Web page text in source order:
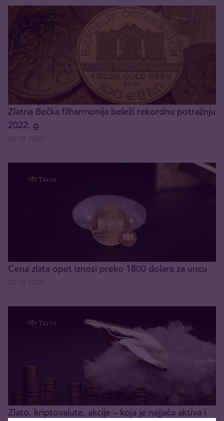
Zlatna Bečka filharmonija beleži rekordnu potražnju
2022. g.
Cena zlata opet iznosi preko 1800 dolara za uncu
Zlato, kriptovalute, akcije – koja je najjača aktiva i